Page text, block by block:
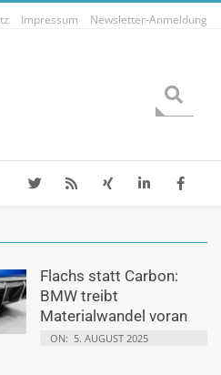
Impressum Newsletter-Anmeldung
Flachs statt Carbon:
BMW treibt
Materialwandel voran
ON: 5. AUGUST 2025